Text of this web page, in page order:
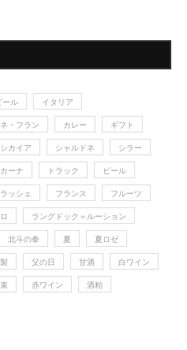
ール イタリア
・フラン カレー ギフト
カイア シャルドネ シラー
ーナ トラック ビール
ッシェ フランス フルーツ
ラングドック＝ルーション
北斗の拳 夏 夏ロゼ
父の日 甘酒 白ワイン
赤ワイン 酒粕